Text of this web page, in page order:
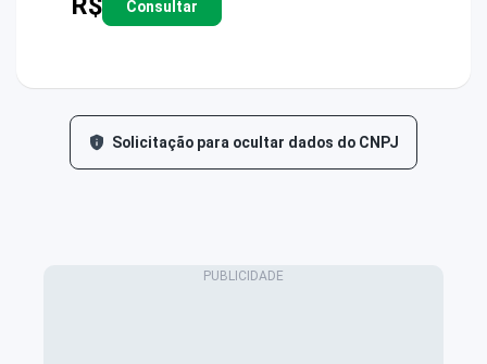
Consultar
Solicitação para ocultar dados do CNPJ